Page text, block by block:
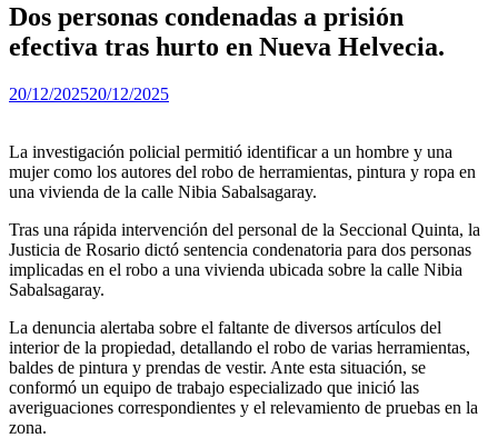
Dos personas condenadas a prisión
efectiva tras hurto en Nueva Helvecia.
20/12/202520/12/2025
La investigación policial permitió identificar a un hombre y una
mujer como los autores del robo de herramientas, pintura y ropa en
una vivienda de la calle Nibia Sabalsagaray.
Tras una rápida intervención del personal de la Seccional Quinta, la
Justicia de Rosario dictó sentencia condenatoria para dos personas
implicadas en el robo a una vivienda ubicada sobre la calle Nibia
Sabalsagaray.
La denuncia alertaba sobre el faltante de diversos artículos del
interior de la propiedad, detallando el robo de varias herramientas,
baldes de pintura y prendas de vestir. Ante esta situación, se
conformó un equipo de trabajo especializado que inició las
averiguaciones correspondientes y el relevamiento de pruebas en la
zona.